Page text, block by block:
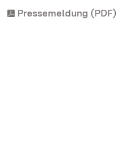
Pressemeldung (PDF)